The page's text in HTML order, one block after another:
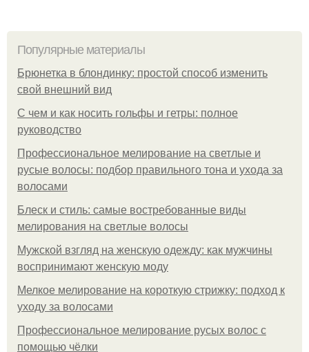
Популярные материалы
Брюнетка в блондинку: простой способ изменить
свой внешний вид
С чем и как носить гольфы и гетры: полное
руководство
Профессиональное мелирование на светлые и
русые волосы: подбор правильного тона и ухода за
волосами
Блеск и стиль: самые востребованные виды
мелирования на светлые волосы
Мужской взгляд на женскую одежду: как мужчины
воспринимают женскую моду
Мелкое мелирование на короткую стрижку: подход к
уходу за волосами
Профессиональное мелирование русых волос с
помощью чёлки